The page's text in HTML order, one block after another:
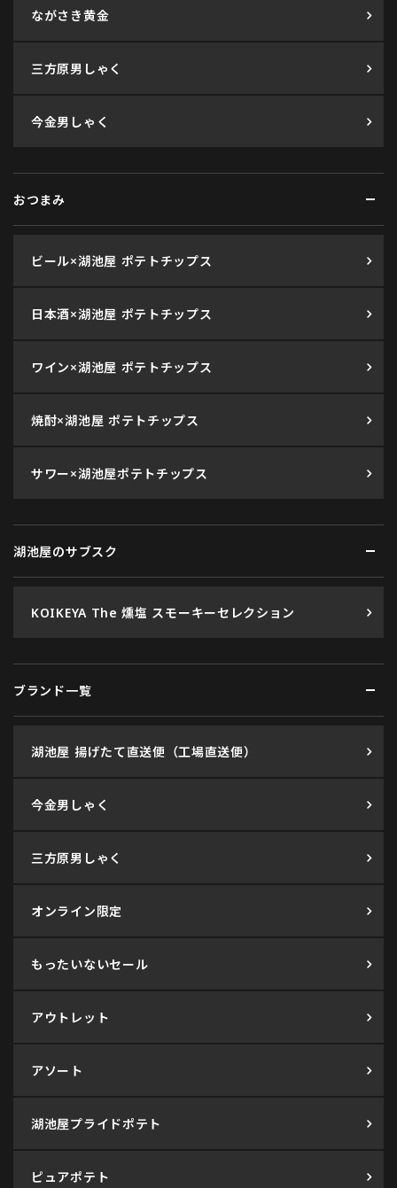
ながさき黄金
三方原男しゃく
今金男しゃく
おつまみ
ビール×湖池屋 ポテトチップス
日本酒×湖池屋 ポテトチップス
ワイン×湖池屋 ポテトチップス
焼酎×湖池屋 ポテトチップス
サワー×湖池屋ポテトチップス
湖池屋のサブスク
KOIKEYA The 燻塩 スモーキーセレクション
ブランド一覧
湖池屋 揚げたて直送便（工場直送便）
今金男しゃく
三方原男しゃく
オンライン限定
もったいないセール
アウトレット
アソート
湖池屋プライドポテト
ピュアポテト